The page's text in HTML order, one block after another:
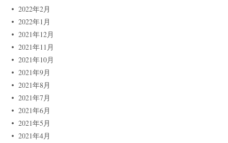
2022年2月
2022年1月
2021年12月
2021年11月
2021年10月
2021年9月
2021年8月
2021年7月
2021年6月
2021年5月
2021年4月